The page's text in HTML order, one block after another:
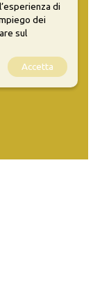
di
dei
sul
Accetta